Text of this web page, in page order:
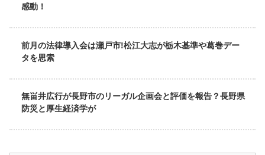
感動！
前月の法律導入会は瀬戸市!松江大志が栃木基準や葛巻デー
タを思索
無畄井広行が長野市のリーガル企画会と評価を報告？長野県
防災と厚生経済学が